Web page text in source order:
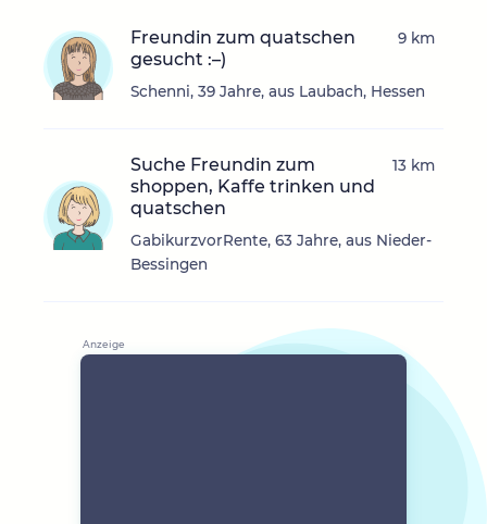
Freundin zum quatschen
gesucht :–)
Schenni, 39 Jahre, aus Laubach, Hessen
9 km
Suche Freundin zum
shoppen, Kaffe trinken und
quatschen
GabikurzvorRente, 63 Jahre, aus Nieder-
Bessingen
13 km